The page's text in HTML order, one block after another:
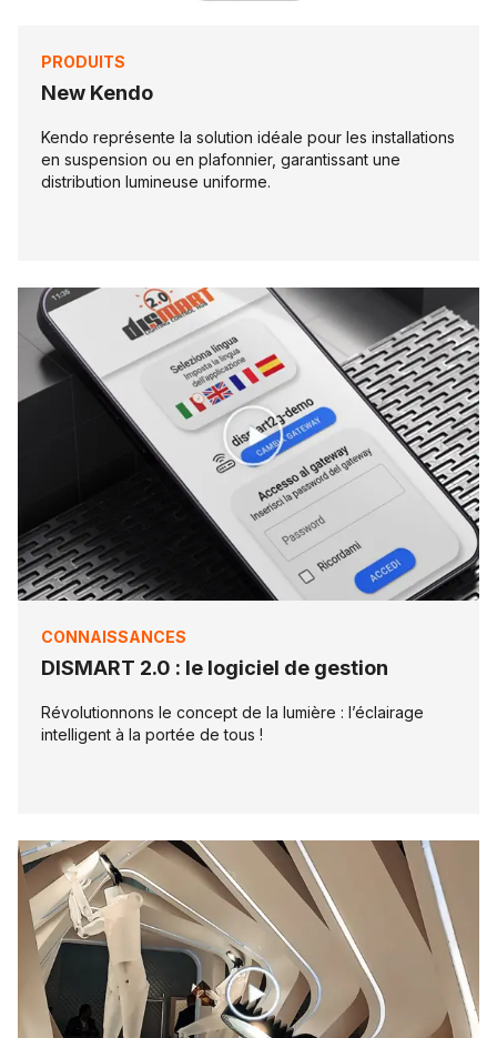
PRODUITS
New Kendo
Kendo représente la solution idéale pour les installations
en suspension ou en plafonnier, garantissant une
distribution lumineuse uniforme.
CONNAISSANCES
DISMART 2.0 : le logiciel de gestion
Révolutionnons le concept de la lumière : l’éclairage
intelligent à la portée de tous !